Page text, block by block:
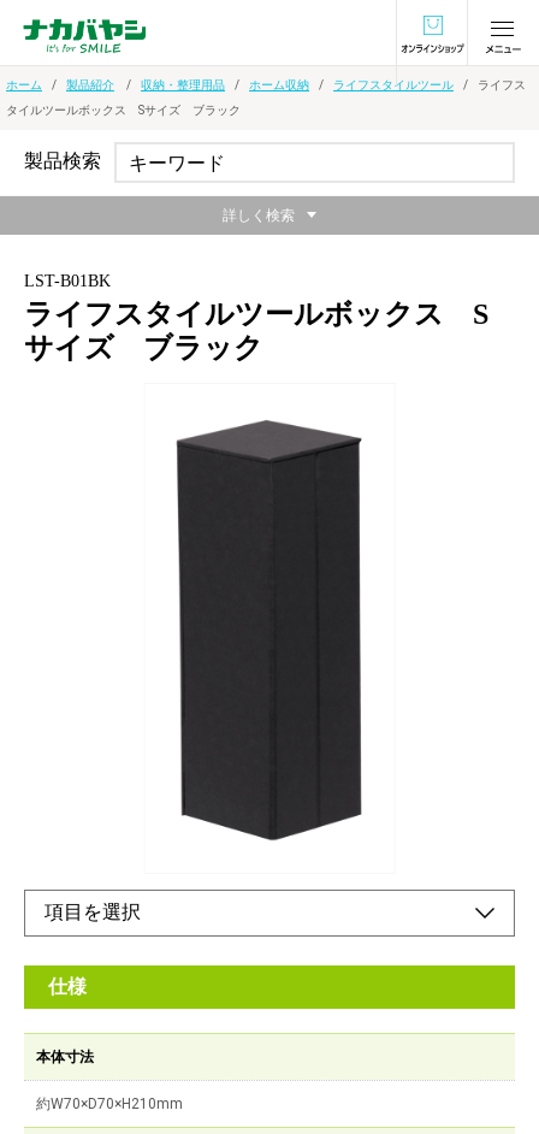
オンラインショ
ホーム 製品紹介 収納・整理用品 ホーム収納 ライフスタイルツール
ライフス
タイルツールボックス Sサイズ ブラック
LST-B01BK
ライフスタイルツールボックス S
サイズ ブラック
使わないときシンプルな紙箱収納。
オンラインショップ
仕様
本体寸法
約W70×D70×H210mm
製品検索
詳しく検索